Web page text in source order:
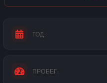
ГОД:
ПРОБЕГ: